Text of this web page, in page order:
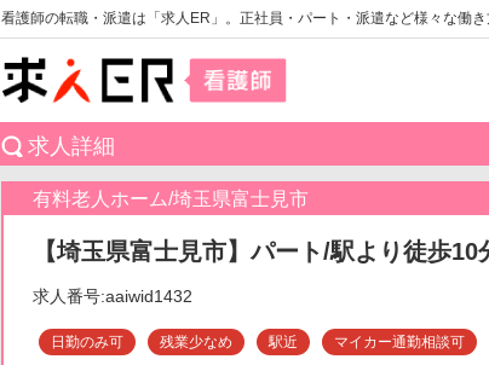
看護師の転職・派遣は「求人ER」。正社員・パート・派遣など様々な働き
求人詳細
有料老人ホーム/埼玉県富士見市
【埼玉県富士見市】パート/駅より徒歩
求人番号:aaiwid1432
日勤のみ可 残業少なめ 駅近 マイカー通勤相談可